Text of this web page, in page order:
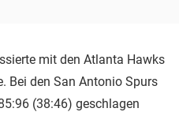
mit den Atlanta Hawks
Bei den San Antonio Spurs
(38:46) geschlagen